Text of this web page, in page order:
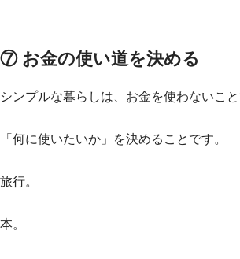
⑦ お金の使い道を決める
シンプルな暮らしは、お金を使わないこと
「何に使いたいか」を決めることです。
旅行。
本。